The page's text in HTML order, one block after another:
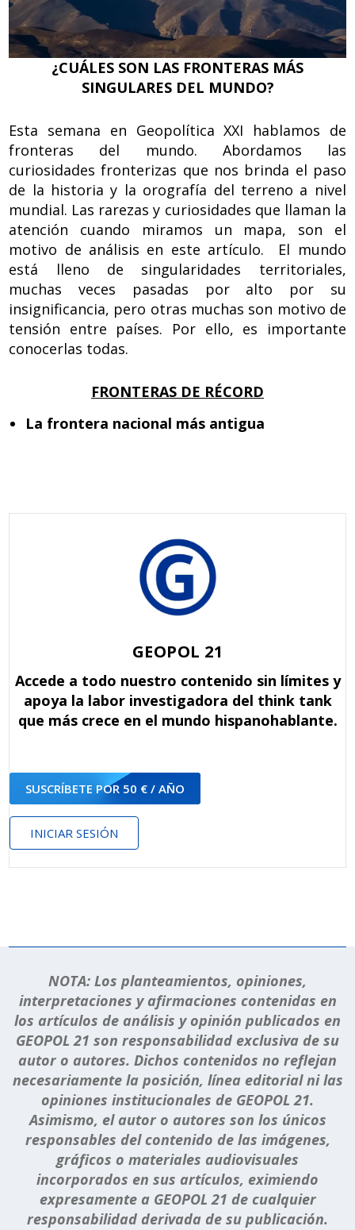
¿CUÁLES SON LAS FRONTERAS MÁS
SINGULARES DEL MUNDO?
Esta semana en Geopolítica XXI hablamos de
fronteras del mundo. Abordamos las
curiosidades fronterizas que nos brinda el paso
de la historia y la orografía del terreno a nivel
mundial. Las rarezas y curiosidades que llaman la
atención cuando miramos un mapa, son el
motivo de análisis en este artículo. El mundo
está lleno de singularidades territoriales,
muchas veces pasadas por alto por su
insignificancia, pero otras muchas son motivo de
tensión entre países. Por ello, es importante
conocerlas todas.
FRONTERAS DE RÉCORD
La frontera nacional más antigua
GEOPOL 21
Accede a todo nuestro contenido sin límites y
apoya la labor investigadora del think tank
que más crece en el mundo hispanohablante.
SUSCRÍBETE POR 50 € / AÑO
INICIAR SESIÓN
NOTA: Los planteamientos, opiniones,
interpretaciones y afirmaciones contenidas en
los artículos de análisis y opinión publicados en
GEOPOL 21 son responsabilidad exclusiva de su
autor o autores. Dichos contenidos no reflejan
necesariamente la posición, línea editorial ni las
opiniones institucionales de GEOPOL 21.
Asimismo, el autor o autores son los únicos
responsables del contenido de las imágenes,
gráficos o materiales audiovisuales
incorporados en sus artículos, eximiendo
expresamente a GEOPOL 21 de cualquier
responsabilidad derivada de su publicación.